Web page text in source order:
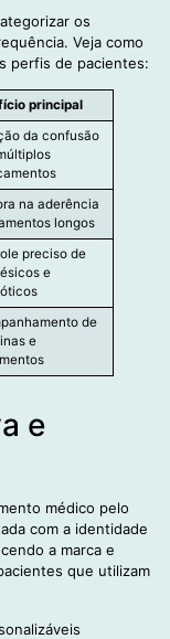
os
Veja como
perfis de pacientes:
principal
da confusão
na aderência
longos
preciso de
e
de
e
e
médico pelo
com a identidade
a marca e
que utilizam